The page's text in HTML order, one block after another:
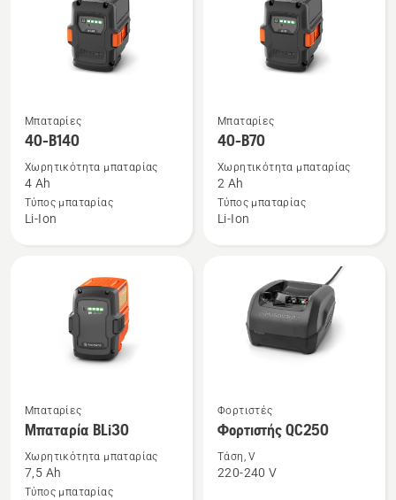
Δείτε
περισσότερες
λεπτομέρειες
για
το
40-
Μπαταρίες
40-B140
Χωρητικότητα μπαταρίας
4 Ah
Τύπος μπαταρίας
Li-Ion
Δείτε
περισσότερες
λεπτομέρειες
για
το
40-
Μπαταρίες
40-B70
Χωρητικότητα μπαταρίας
2 Ah
Τύπος μπαταρίας
Li-Ion
Δείτε
περισσότερες
λεπτομέρειες
για
το
Μπαταρίες
Μπαταρία BLi30
Χωρητικότητα μπαταρίας
7,5 Ah
Τύπος μπαταρίας
Δείτε
περισσότερες
λεπτομέρειες
για
Φορτιστές
Φορτιστής QC250
Τάση, V
220-240 V